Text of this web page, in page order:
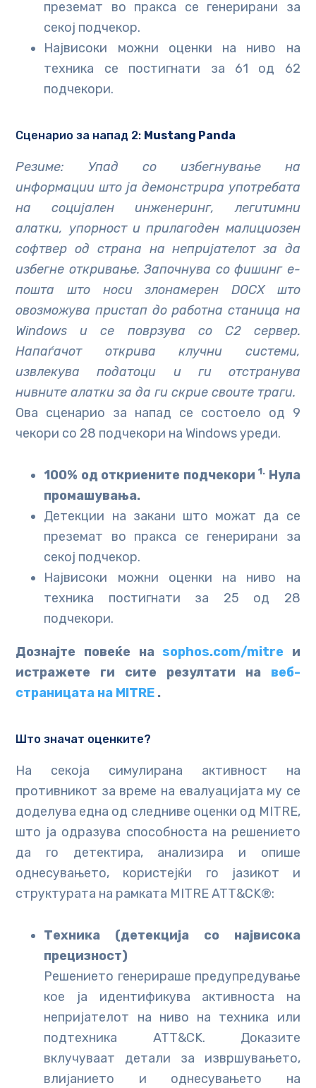
преземат во пракса се генерирани за
секој подчекор.
Највисоки можни оценки на ниво на
техника се постигнати за 61 од 62
подчекори.
Сценарио за напад 2: Mustang Panda
Резиме: Упад со избегнување на
информации што ја демонстрира употребата
на социјален инженеринг, легитимни
алатки, упорност и прилагоден малициозен
софтвер од страна на непријателот за да
избегне откривање. Започнува со фишинг е-
пошта што носи злонамерен DOCX што
овозможува пристап до работна станица на
Windows и се поврзува со C2 сервер.
Напаѓачот открива клучни системи,
извлекува податоци и ги отстранува
нивните алатки за да ги скрие своите траги.
Ова сценарио за напад се состоело од 9
чекори со 28 подчекори на Windows уреди.
100% од откриените подчекори1. Нула
промашувања.
Детекции на закани што можат да се
преземат во пракса се генерирани за
секој подчекор.
Највисоки можни оценки на ниво на
техника постигнати за 25 од 28
подчекори.
Дознајте повеќе на sophos.com/mitre и
истражете ги сите резултати на веб-
страницата на MITRE .
Што значат оценките?
На секоја симулирана активност на
противникот за време на евалуацијата му се
доделува една од следниве оценки од MITRE,
што ја одразува способноста на решението
да го детектира, анализира и опише
однесувањето, користејќи го јазикот и
структурата на рамката MITRE ATT&CK®:
Техника (детекција со највисока
прецизност)
Решението генерираше предупредување
кое ја идентификува активноста на
непријателот на ниво на техника или
подтехника ATT&CK. Доказите
вклучуваат детали за извршувањето,
влијанието и однесувањето на